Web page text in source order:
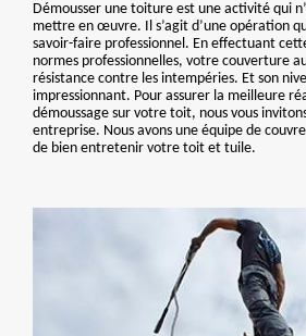
Démousser une toiture est une activité qui
mettre en œuvre. Il s’agit d’une opération
savoir-faire professionnel. En effectuant
normes professionnelles, votre couverture
résistance contre les intempéries. Et son
impressionnant. Pour assurer la meilleure
démoussage sur votre toit, nous vous
entreprise. Nous avons une équipe de
de bien entretenir votre toit et tuile.